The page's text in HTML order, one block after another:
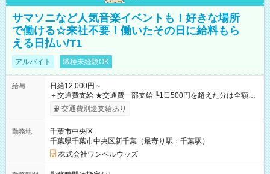
サマソニなど人気音楽イベントも！好きな場所
で働ける☆来社不要！働いたその日に給料もら
える日払い/T1
アルバイト 職種未経験OK
給与
日給12,000円～
＋交通費支給 ★交通費一部支給 ┗1日500円を超えた分は全額支
給！ ※往復500円以内の方は自己負担となります ★日払いOK！
（規定あり） ┗働いたその日に現金GET♪ お仕事後はコンビニ
なし
交通費別途支給あり
勤務地
千葉市中央区
千葉県千葉市中央区新千葉（最寄り駅：千葉駅）
株式会社ワンベルウッズ